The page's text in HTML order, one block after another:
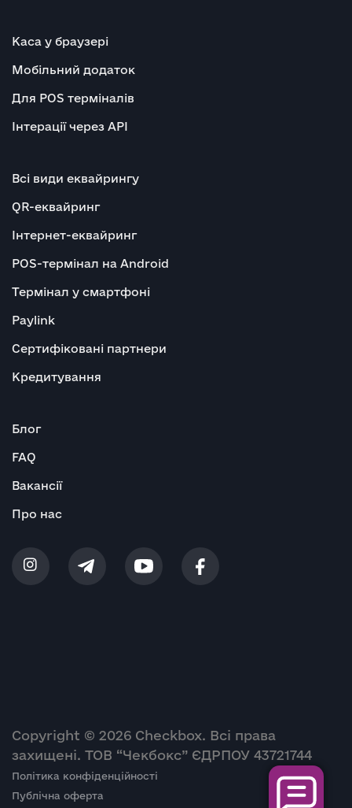
Каса у браузері
Мобільний додаток
Для POS терміналів
Інтерації через API
Всі види еквайрингу
QR-еквайринг
Інтернет-еквайринг
POS-термінал на Android
Термінал у смартфоні
Paylink
Сертифіковані партнери
Кредитування
Блог
FAQ
Вакансії
Про нас
Copyright © 2026 Checkbox. Всі права
захищені. ТОВ “Чекбокс” ЄДРПОУ 43721744
Політика конфіденційності
Публічна оферта